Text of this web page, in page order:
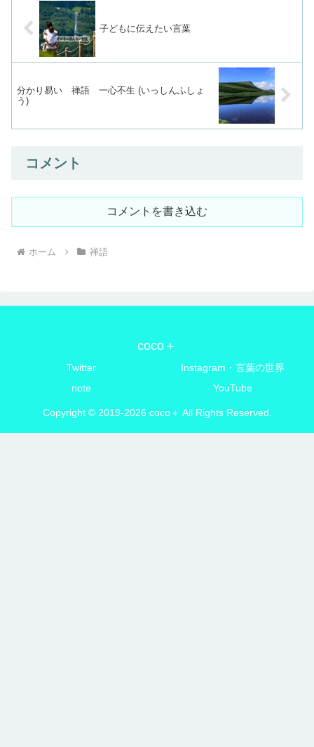
子どもに伝えたい言葉
分かり易い 禅語 一心不生 (いっしんふしょ
う)
コメント
コメントを書き込む
ホーム 禅語
coco＋
Twitter
Instagram・言葉の世界
note
YouTube
Copyright © 2019-2026 coco＋ All Rights Reserved.